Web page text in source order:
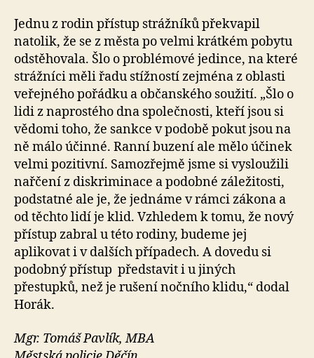
Jednu z rodin přístup strážníků překvapil
natolik, že se z města po velmi krátkém pobytu
odstěhovala. Šlo o problémové jedince, na které
strážníci měli řadu stížností zejména z oblasti
veřejného pořádku a občanského soužití. „Šlo o
lidi z naprostého dna společnosti, kteří jsou si
vědomi toho, že sankce v podobě pokut jsou na
ně málo účinné. Ranní buzení ale mělo účinek
velmi pozitivní. Samozřejmě jsme si vysloužili
nařčení z diskriminace a podobné záležitosti,
podstatné ale je, že jednáme v rámci zákona a
od těchto lidí je klid. Vzhledem k tomu, že nový
přístup zabral u této rodiny, budeme jej
aplikovat i v dalších případech. A dovedu si
podobný přístup představit i u jiných
přestupků, než je rušení nočního klidu,“ dodal
Horák.
Mgr. Tomáš Pavlík, MBA